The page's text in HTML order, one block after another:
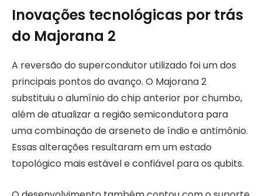
Inovações tecnológicas por trás
do Majorana 2
A reversão do supercondutor utilizado foi um dos
principais pontos do avanço. O Majorana 2
substituiu o alumínio do chip anterior por chumbo,
além de atualizar a região semicondutora para
uma combinação de arseneto de índio e antimônio.
Essas alterações resultaram em um estado
topológico mais estável e confiável para os qubits.